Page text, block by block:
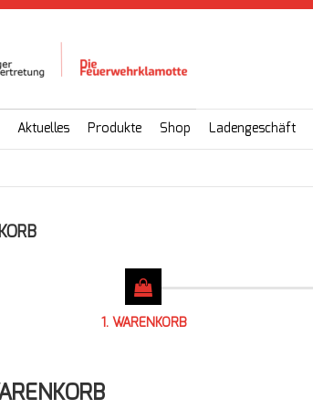
Aktuelles Produkte Shop Ladengeschäft
1. WARENKORB